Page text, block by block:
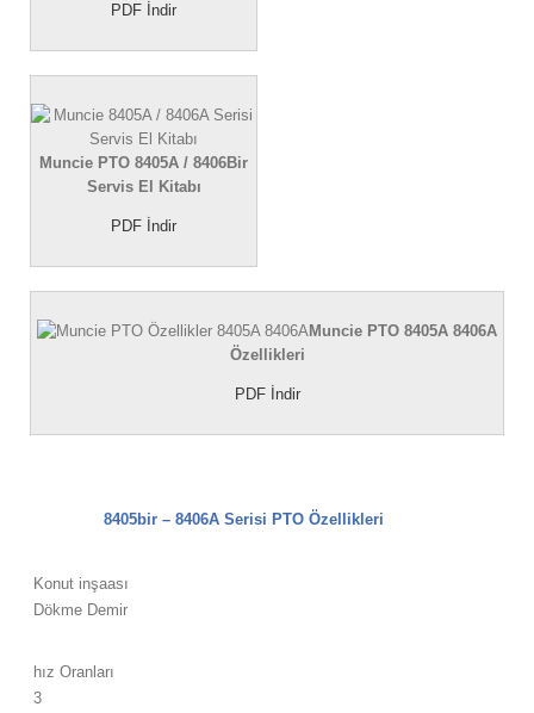
PDF İndir
Muncie PTO 8405A / 8406Bir
Servis El Kitabı
PDF İndir
Muncie PTO 8405A 8406A
Özellikleri
PDF İndir
8405bir – 8406A Serisi PTO Özellikleri
Konut inşaası
Dökme Demir
hız Oranları
3